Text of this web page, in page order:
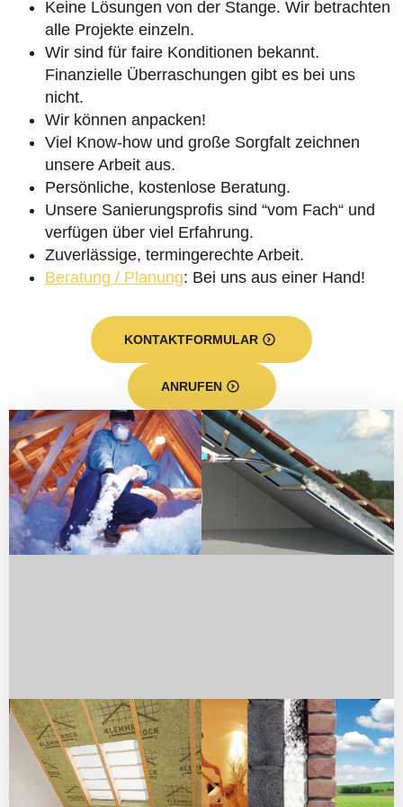
Keine Lösungen von der Stange. Wir betrachten
alle Projekte einzeln.
Wir sind für faire Konditionen bekannt.
Finanzielle Überraschungen gibt es bei uns
nicht.
Wir können anpacken!
Viel Know-how und große Sorgfalt zeichnen
unsere Arbeit aus.
Persönliche, kostenlose Beratung.
Unsere Sanierungsprofis sind “vom Fach“ und
verfügen über viel Erfahrung.
Zuverlässige, termingerechte Arbeit.
Beratung / Planung: Bei uns aus einer Hand!
KONTAKTFORMULAR
ANRUFEN